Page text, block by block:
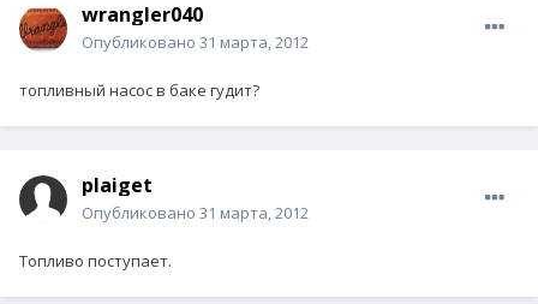
wrangler040
Опубликовано 31 марта, 2012
топливный насос в баке гудит?
plaiget
Опубликовано 31 марта, 2012
Топливо поступает.